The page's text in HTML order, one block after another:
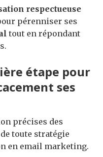
respectueuse
pérenniser ses
tout en répondant
étape pour
ses
précises des
toute stratégie
en email marketing.